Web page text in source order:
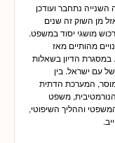
נתחבר ועודכן
מן השוק זה שנים
מושגי יסוד במשפט.
מהותיים מאז
במסגרת הדיון בשאלות
עם ישראל. בין
המערכת הדתית
משפט
וההליך השיפוטי,